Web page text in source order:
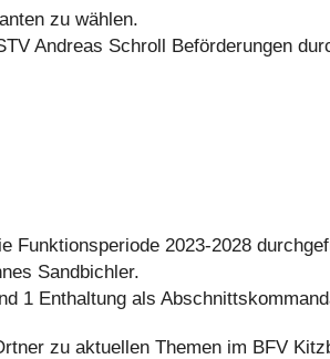
zu wählen.
Andreas Schroll Beförderungen
2023-2028
Sandbichler.
1 Enthaltung als
zu aktuellen Themen im BFV